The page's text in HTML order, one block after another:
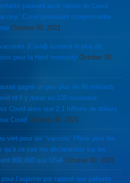
peuvent avoir raison du Covid
Covid pourraient compromettre
October 30, 2021
(Covid) auraient le plus de
pour la Herd Immunity October 30,
gagné un peu plus de 90 milliards
et il y aurait eu 130 nouveaux
Covid alors que 2.1 trillions de dollars
Covid October 30, 2021
vert pour les “vaccins” Pfizer pour les
ce jour les déclarations sur les
800,000 aux USA October 30, 2021
l’aspirine par rapport aux patients